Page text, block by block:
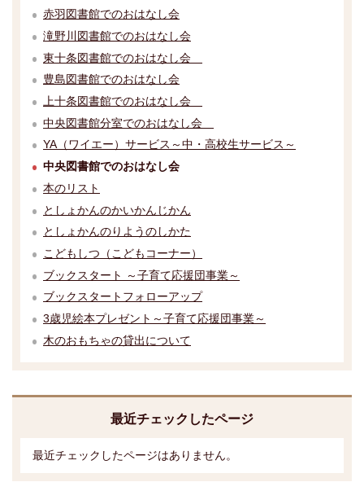
赤羽図書館でのおはなし会
滝野川図書館でのおはなし会
東十条図書館でのおはなし会
豊島図書館でのおはなし会
上十条図書館でのおはなし会
中央図書館分室でのおはなし会
YA（ワイエー）サービス～中・高校生サービス～
中央図書館でのおはなし会
本のリスト
としょかんのかいかんじかん
としょかんのりようのしかた
こどもしつ（こどもコーナー）
ブックスタート ～子育て応援団事業～
ブックスタートフォローアップ
3歳児絵本プレゼント～子育て応援団事業～
木のおもちゃの貸出について
最近チェックしたページ
最近チェックしたページはありません。